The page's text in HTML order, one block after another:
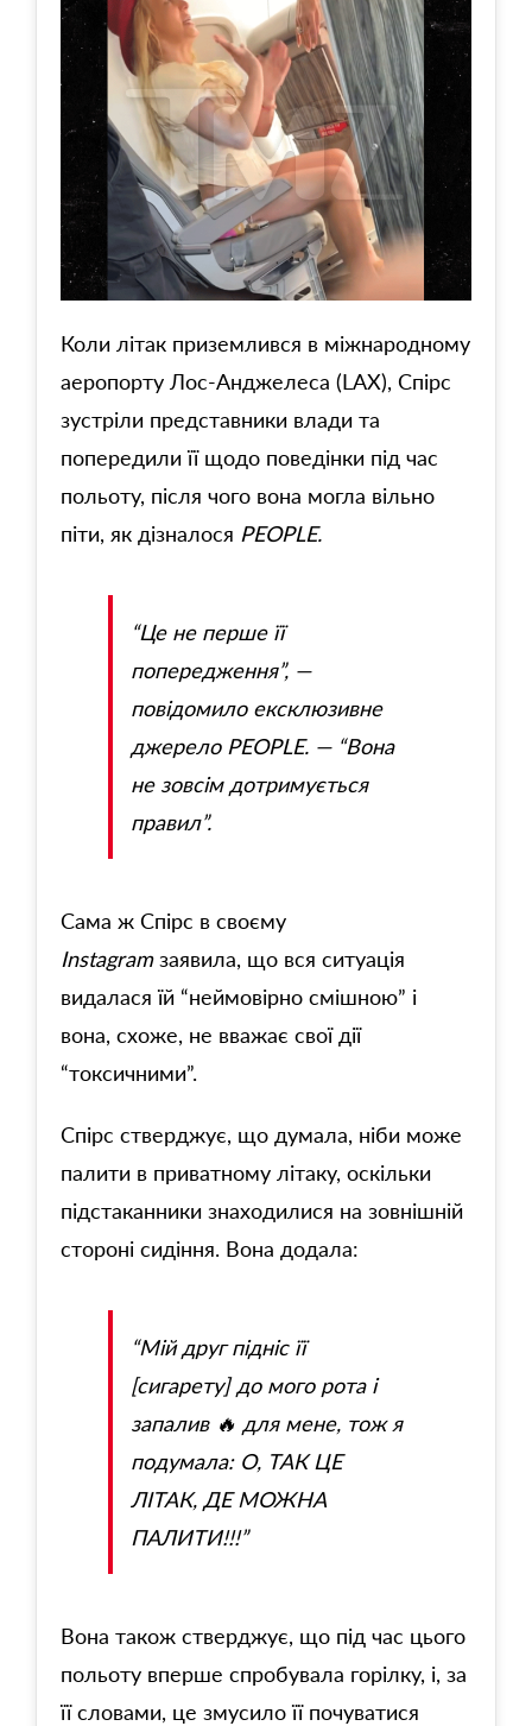
Коли літак приземлився в міжнародному
аеропорту Лос-Анджелеса (LAX), Спірс
зустріли представники влади та
попередили її щодо поведінки під час
польоту, після чого вона могла вільно
піти, як дізналося PEOPLE.
“Це не перше її
попередження”, —
повідомило ексклюзивне
джерело PEOPLE. — “Вона
не зовсім дотримується
правил”.
Сама ж Спірс в своєму
Instagramзаявила, що вся ситуація
видалася їй “неймовірно смішною” і
вона, схоже, не вважає свої дії
“токсичними”.
Спірс стверджує, що думала, ніби може
палити в приватному літаку, оскільки
підстаканники знаходилися на зовнішній
стороні сидіння. Вона додала:
“Мій друг підніс її
[сигарету] до мого рота і
запалив 🔥 для мене, тож я
подумала: О, ТАК ЦЕ
ЛІТАК, ДЕ МОЖНА
ПАЛИТИ!!!”
Вона також стверджує, що під час цього
польоту вперше спробувала горілку, і, за
її словами, це змусило її почуватися